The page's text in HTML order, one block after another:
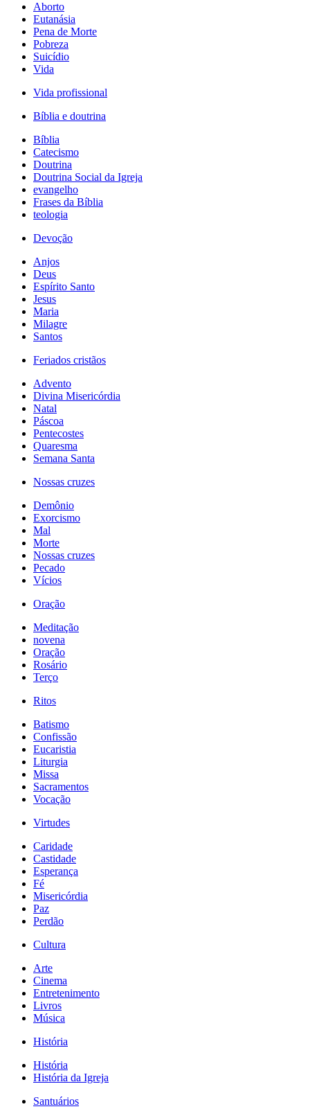
Aborto
Eutanásia
Pena de Morte
Pobreza
Suicídio
Vida
Vida profissional
Bíblia e doutrina
Bíblia
Catecismo
Doutrina
Doutrina Social da Igreja
evangelho
Frases da Bíblia
teologia
Devoção
Anjos
Deus
Espírito Santo
Jesus
Maria
Milagre
Santos
Feriados cristãos
Advento
Divina Misericórdia
Natal
Páscoa
Pentecostes
Quaresma
Semana Santa
Nossas cruzes
Demônio
Exorcismo
Mal
Morte
Nossas cruzes
Pecado
Vícios
Oração
Meditação
novena
Oração
Rosário
Terço
Ritos
Batismo
Confissão
Eucaristia
Liturgia
Missa
Sacramentos
Vocação
Virtudes
Caridade
Castidade
Esperança
Fé
Misericórdia
Paz
Perdão
Cultura
Arte
Cinema
Entretenimento
Livros
Música
História
História
História da Igreja
Santuários